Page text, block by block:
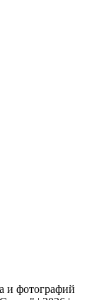
и фотографий